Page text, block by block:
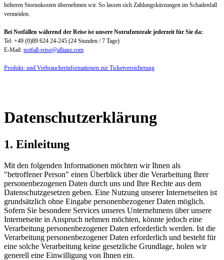
höheren Stornokosten übernehmen wir. So lassen sich Zahlungskürzungen im Schadenfall
vermeiden.
Bei Notfällen während der Reise ist unsere Notrufzentrale jederzeit für Sie da:
Tel: +49 (0)89 624 24-245 (24 Stunden / 7 Tage)
E-Mail: notfall-reise@allianz.com
Produkt- und Verbraucherinformationen zur Ticketversicherung
Datenschutzerklärung
1. Einleitung
Mit den folgenden Informationen möchten wir Ihnen als
"betroffener Person" einen Überblick über die Verarbeitung Ihrer
personenbezogenen Daten durch uns und Ihre Rechte aus dem
Datenschutzgesetzen geben. Eine Nutzung unserer Internetseiten ist
grundsätzlich ohne Eingabe personenbezogener Daten möglich.
Sofern Sie besondere Services unseres Unternehmens über unsere
Internetseite in Anspruch nehmen möchten, könnte jedoch eine
Verarbeitung personenbezogener Daten erforderlich werden. Ist die
Verarbeitung personenbezogener Daten erforderlich und besteht für
eine solche Verarbeitung keine gesetzliche Grundlage, holen wir
generell eine Einwilligung von Ihnen ein.